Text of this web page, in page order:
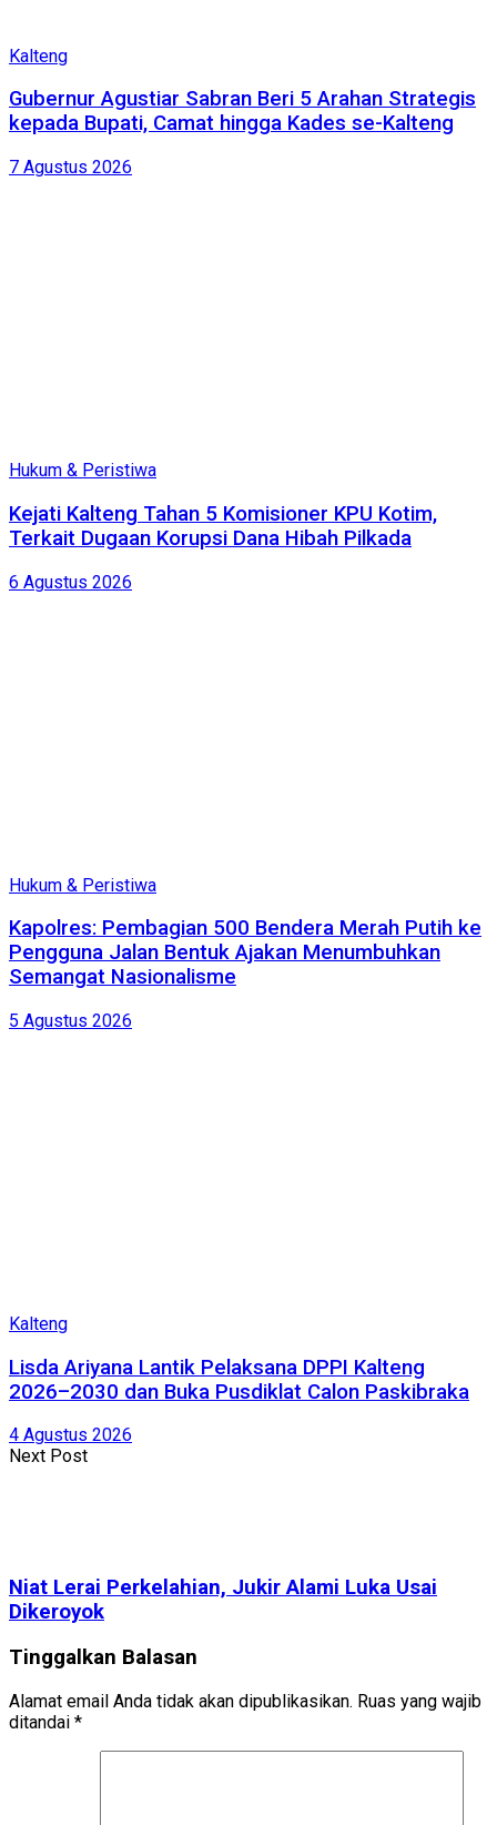
Kalteng
Gubernur Agustiar Sabran Beri 5 Arahan Strategis
kepada Bupati, Camat hingga Kades se-Kalteng
7 Agustus 2026
Hukum & Peristiwa
Kejati Kalteng Tahan 5 Komisioner KPU Kotim,
Terkait Dugaan Korupsi Dana Hibah Pilkada
6 Agustus 2026
Hukum & Peristiwa
Kapolres: Pembagian 500 Bendera Merah Putih ke
Pengguna Jalan Bentuk Ajakan Menumbuhkan
Semangat Nasionalisme
5 Agustus 2026
Kalteng
Lisda Ariyana Lantik Pelaksana DPPI Kalteng
2026–2030 dan Buka Pusdiklat Calon Paskibraka
4 Agustus 2026
Next Post
Niat Lerai Perkelahian, Jukir Alami Luka Usai
Dikeroyok
Tinggalkan Balasan
Alamat email Anda tidak akan dipublikasikan. Ruas yang wajib
ditandai *